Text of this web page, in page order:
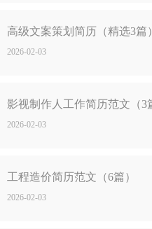
高级文案策划简历（精选3篇
2026-02-03
影视制作人工作简历范文（3
2026-02-03
工程造价简历范文（6篇）
2026-02-03